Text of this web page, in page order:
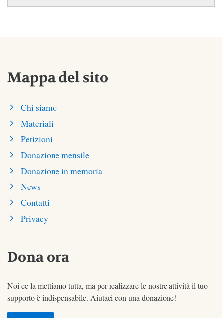
Mappa del sito
Chi siamo
Materiali
Petizioni
Donazione mensile
Donazione in memoria
News
Contatti
Privacy
Dona ora
Noi ce la mettiamo tutta, ma per realizzare le nostre attività il tuo
supporto è indispensabile. Aiutaci con una donazione!